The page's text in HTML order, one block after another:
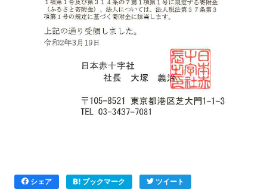
シェア ブックマーク ツイート